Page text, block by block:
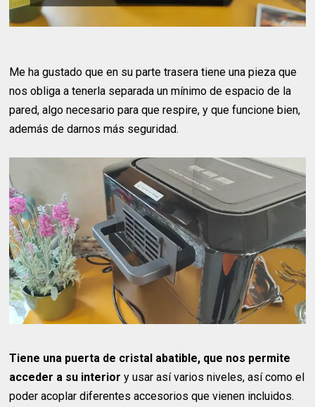
Me ha gustado que en su parte trasera tiene una pieza que
nos obliga a tenerla separada un mínimo de espacio de la
pared, algo necesario para que respire, y que funcione bien,
además de darnos más seguridad.
Tiene una puerta de cristal abatible, que nos permite
acceder a su interiory usar así varios niveles, así como el
poder acoplar diferentes accesorios que vienen incluidos.